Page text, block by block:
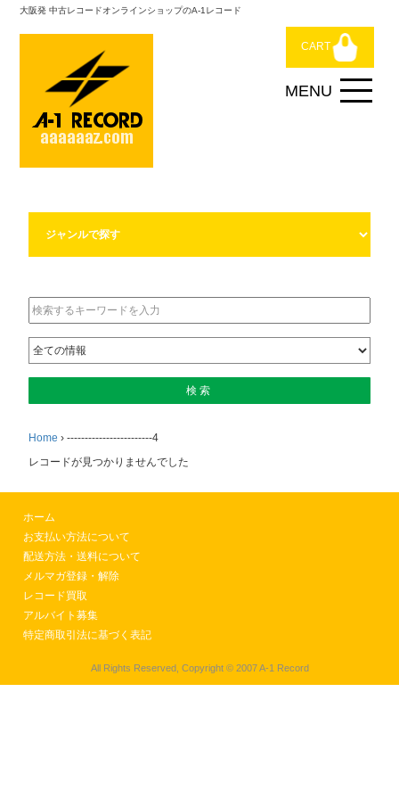
大阪発 中古レコードオンラインショップのA-1レコード
CART
Home ›------------------------4
レコードが見つかりませんでした
ホーム
お支払い方法について
配送方法・送料について
メルマガ登録・解除
レコード買取
アルバイト募集
特定商取引法に基づく表記
All Rights Reserved, Copyright © 2007 A-1 Record